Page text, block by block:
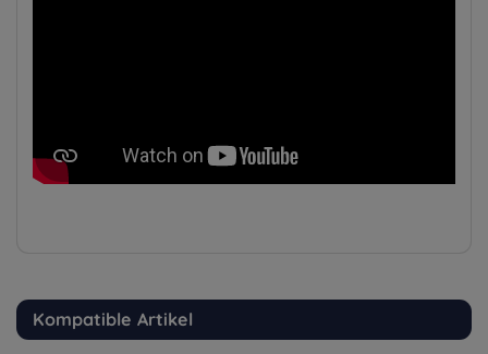
Kompatible Artikel